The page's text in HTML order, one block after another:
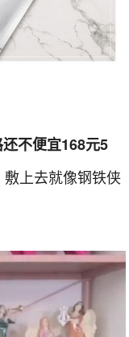
不便宜168元5
上去就像钢铁侠